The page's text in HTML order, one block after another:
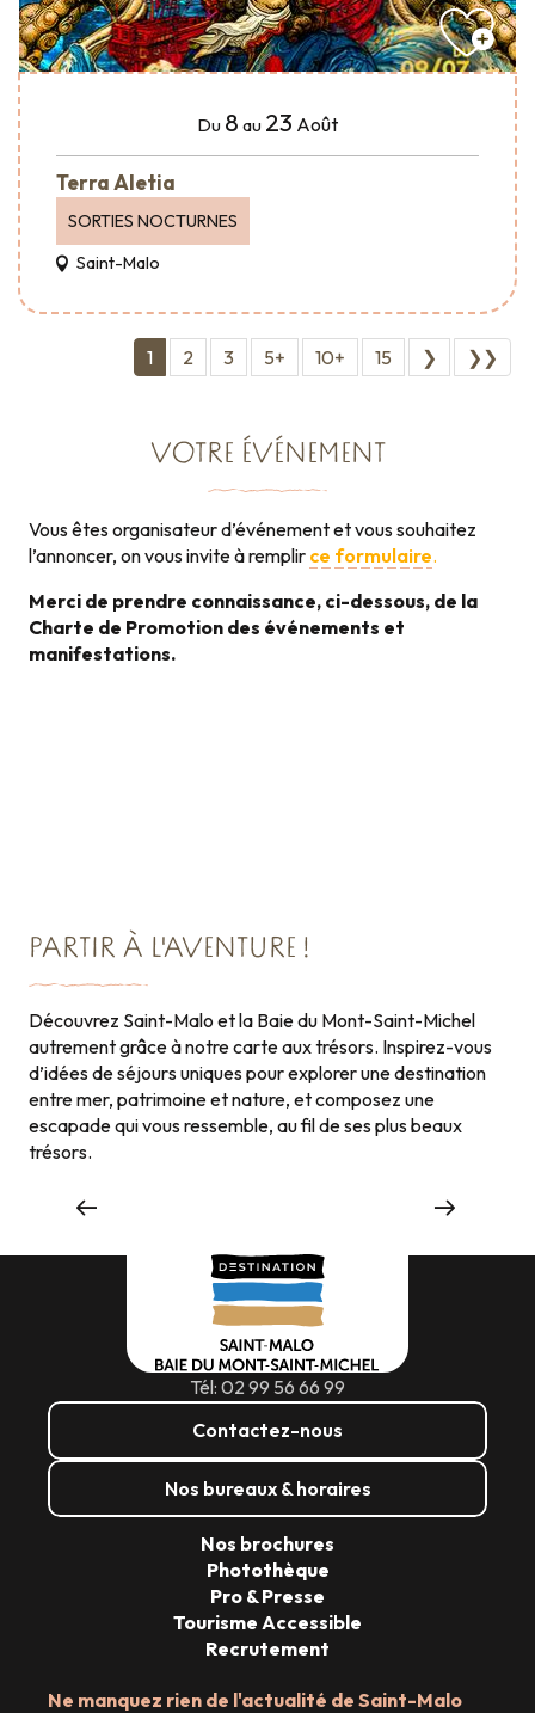
Du 8 au 23 Août
Terra Aletia
SORTIES NOCTURNES
Saint-Malo
1 2 3 5+ 10+ 15 ❯ ❯❯
VOTRE ÉVÉNEMENT
Vous êtes organisateur d’événement et vous souhaitez
l’annoncer, on vous invite à remplir ce formulaire.
Merci de prendre connaissance, ci-dessous, de la
Charte de Promotion des événements et
manifestations.
PARTIR À L'AVENTURE !
Découvrez Saint-Malo et la Baie du Mont-Saint-Michel
autrement grâce à notre carte aux trésors. Inspirez-vous
d’idées de séjours uniques pour explorer une destination
entre mer, patrimoine et nature, et composez une
escapade qui vous ressemble, au fil de ses plus beaux
trésors.
Grands événements
Tél: 02 99 56 66 99
Contactez-nous
Nos bureaux & horaires
Ne manquez rien de l'actualité de Saint-Malo
Nos brochures
Photothèque
Pro & Presse
Tourisme Accessible
Recrutement